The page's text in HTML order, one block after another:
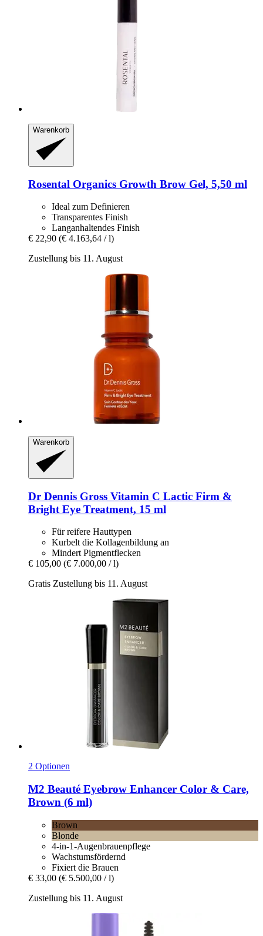
Warenkorb
Rosental Organics Growth Brow Gel, 5,50 ml
Ideal zum Definieren
Transparentes Finish
Langanhaltendes Finish
€ 22,90 (€ 4.163,64 / l)
Zustellung bis 11. August
Warenkorb
Dr Dennis Gross Vitamin C Lactic Firm &
Bright Eye Treatment, 15 ml
Für reifere Hauttypen
Kurbelt die Kollagenbildung an
Mindert Pigmentflecken
€ 105,00 (€ 7.000,00 / l)
Gratis Zustellung bis 11. August
2 Optionen
M2 Beauté Eyebrow Enhancer Color & Care,
Brown (6 ml)
Brown
Blonde
4-in-1-Augenbrauenpflege
Wachstumsfördernd
Fixiert die Brauen
€ 33,00 (€ 5.500,00 / l)
Zustellung bis 11. August